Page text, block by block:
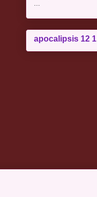
apocalipsis 12 1